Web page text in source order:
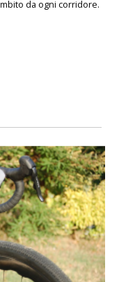
da ogni corridore.